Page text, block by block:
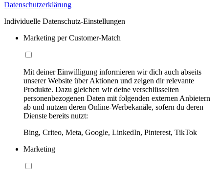
Datenschutzerklärung
Individuelle Datenschutz-Einstellungen
Marketing per Customer-Match
Mit deiner Einwilligung informieren wir dich auch abseits
unserer Website über Aktionen und zeigen dir relevante
Produkte. Dazu gleichen wir deine verschlüsselten
personenbezogenen Daten mit folgenden externen Anbietern
ab und nutzen deren Online-Werbekanäle, sofern du deren
Dienste bereits nutzt:
Bing, Criteo, Meta, Google, LinkedIn, Pinterest, TikTok
Marketing